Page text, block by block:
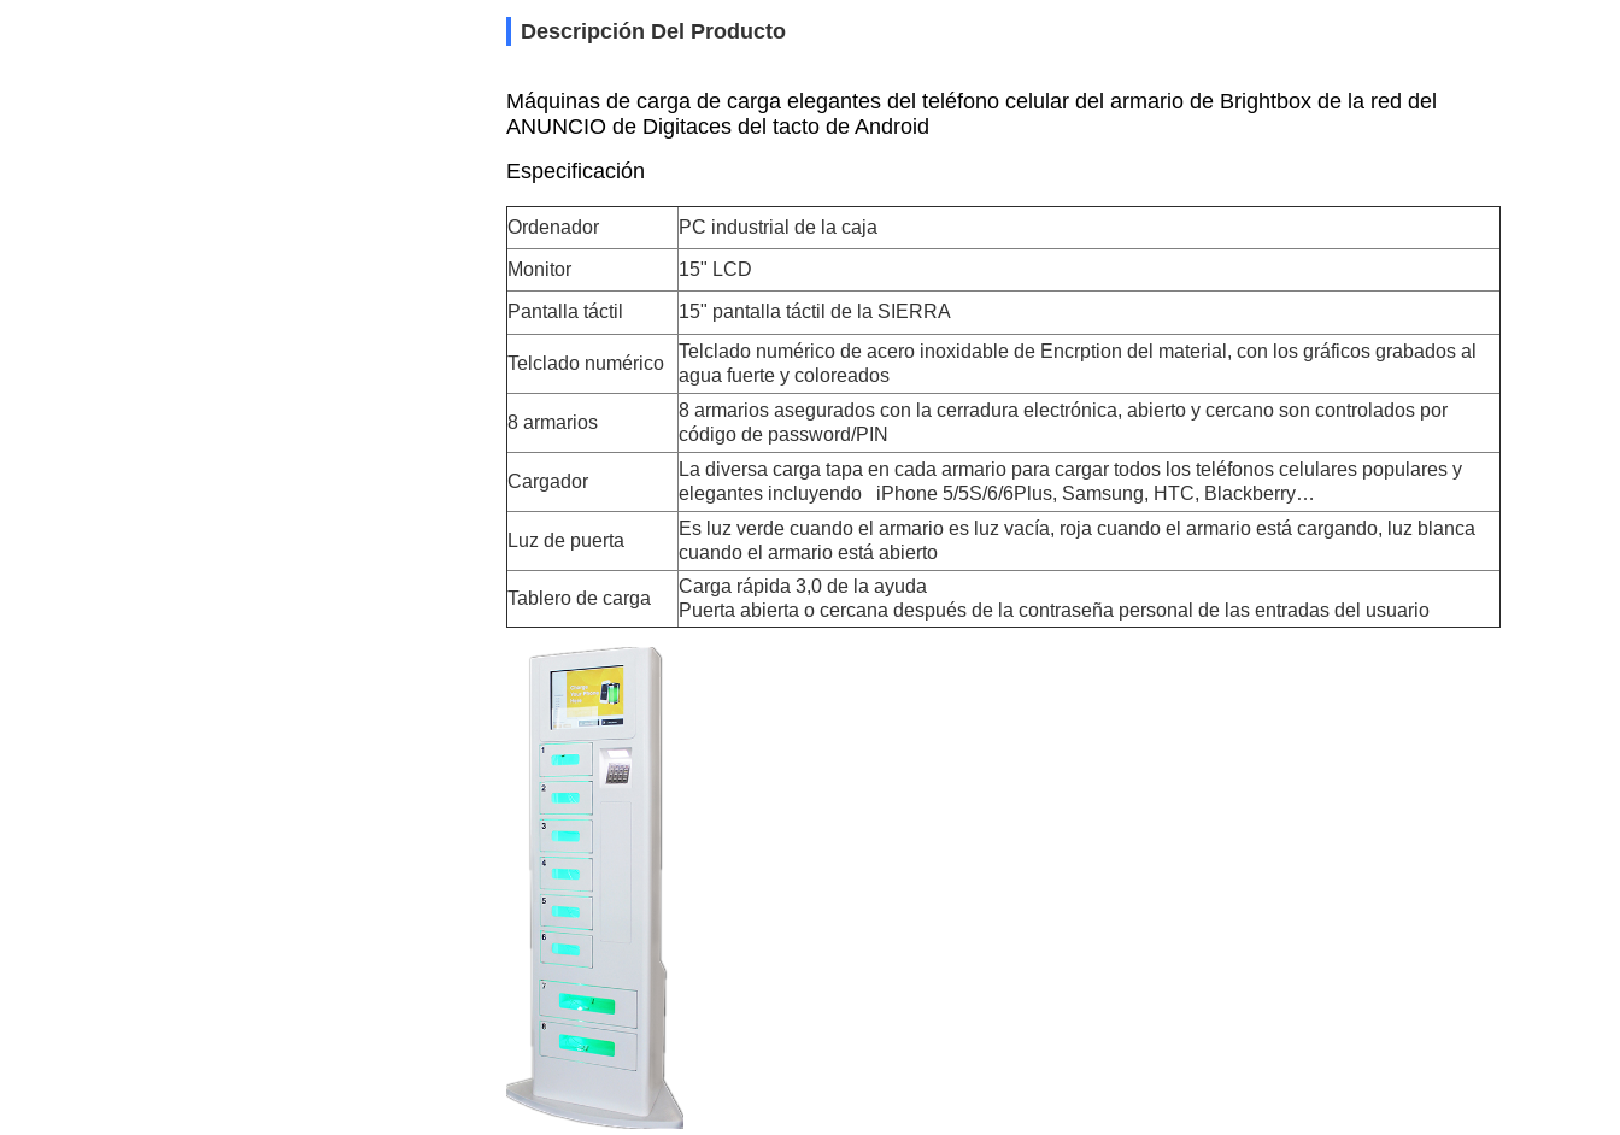
Descripción Del Producto
Máquinas de carga de carga elegantes del teléfono celular del armario de Brightbox de la red del
ANUNCIO de Digitaces del tacto de Android
Especificación
Ordenador PC industrial de la caja
Monitor 15" LCD
Pantalla táctil 15" pantalla táctil de la SIERRA
Telclado numérico
Telclado numérico de acero inoxidable de Encrption del material, con los gráficos grabados al
agua fuerte y coloreados
8 armarios
8 armarios asegurados con la cerradura electrónica, abierto y cercano son controlados por
código de password/PIN
Cargador
La diversa carga tapa en cada armario para cargar todos los teléfonos celulares populares y
elegantes incluyendo iPhone 5/5S/6/6Plus, Samsung, HTC, Blackberry…
Luz de puerta
Es luz verde cuando el armario es luz vacía, roja cuando el armario está cargando, luz blanca
cuando el armario está abierto
Tablero de carga
Carga rápida 3,0 de la ayuda
Puerta abierta o cercana después de la contraseña personal de las entradas del usuario